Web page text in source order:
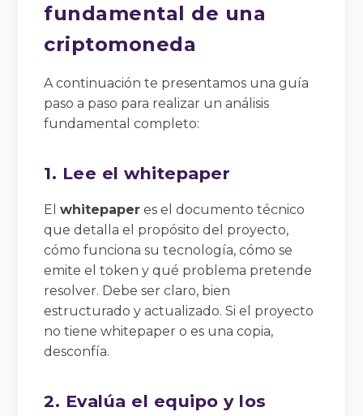
fundamental de una
criptomoneda
A continuación te presentamos una guía
paso a paso para realizar un análisis
fundamental completo:
1. Lee el whitepaper
Elwhitepaper es el documento técnico
que detalla el propósito del proyecto,
cómo funciona su tecnología, cómo se
emite el token y qué problema pretende
resolver. Debe ser claro, bien
estructurado y actualizado. Si el proyecto
no tiene whitepaper o es una copia,
desconfía.
2. Evalúa el equipo y los